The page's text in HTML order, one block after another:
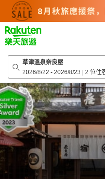
top
page
草津溫泉奈良屋
2026/8/22 - 2026/8/23 | 2 位住